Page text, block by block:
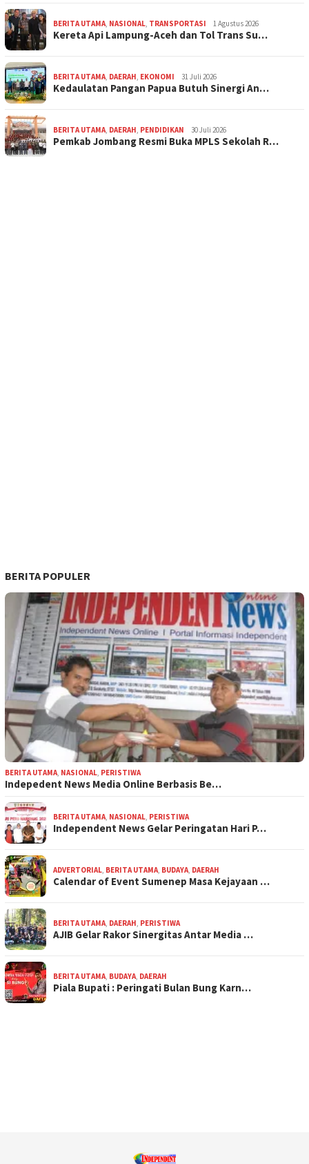
BERITA UTAMA NASIONAL TRANSPORTASI 1 Agustus 2026
Kereta Api Lampung-Aceh dan Tol Trans Su…
BERITA UTAMA DAERAH EKONOMI 31 Juli 2026
Kedaulatan Pangan Papua Butuh Sinergi An…
BERITA UTAMA DAERAH PENDIDIKAN 30 Juli 2026
Pemkab Jombang Resmi Buka MPLS Sekolah R…
BERITA POPULER
BERITA UTAMA NASIONAL PERISTIWA
Indepedent News Media Online Berbasis Be…
BERITA UTAMA NASIONAL PERISTIWA
Independent News Gelar Peringatan Hari P…
ADVERTORIAL BERITA UTAMA BUDAYA DAERAH
Calendar of Event Sumenep Masa Kejayaan …
BERITA UTAMA DAERAH PERISTIWA
AJIB Gelar Rakor Sinergitas Antar Media …
BERITA UTAMA BUDAYA DAERAH
Piala Bupati : Peringati Bulan Bung Karn…